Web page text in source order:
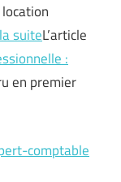
suiteL’article
:
en premier
comptable